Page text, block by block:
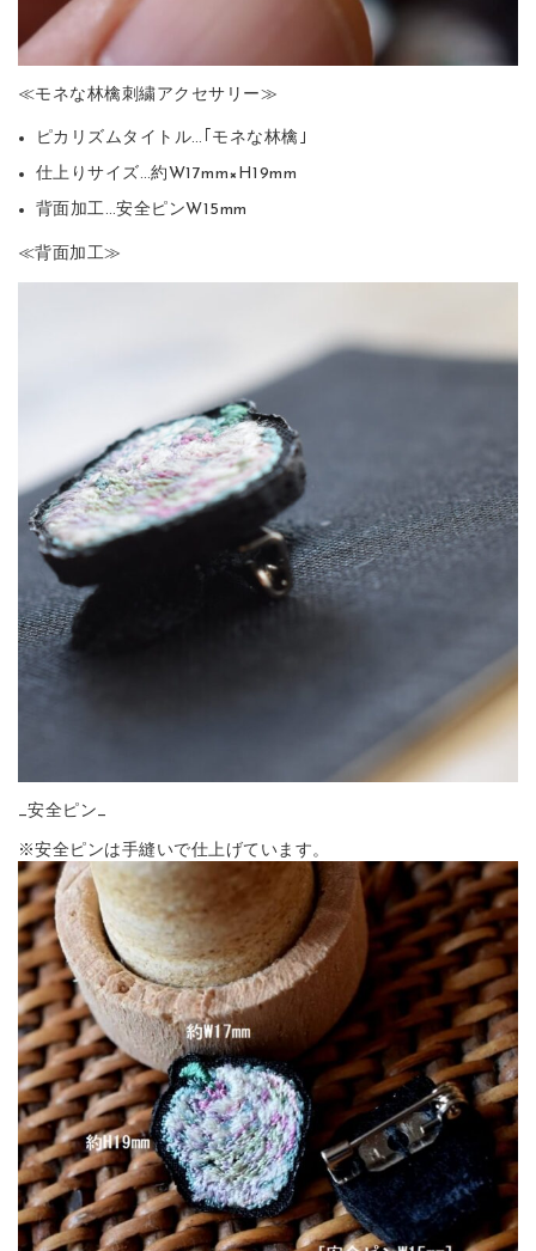
≪モネな林檎刺繍アクセサリー≫
ピカリズムタイトル…｢モネな林檎｣
仕上りサイズ…約W17mm×H19mm
背面加工…安全ピンW15mm
≪背面加工≫
_安全ピン_
※安全ピンは手縫いで仕上げています。